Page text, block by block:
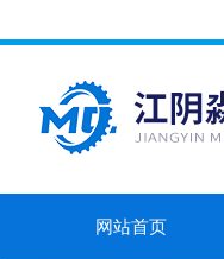
网站首页